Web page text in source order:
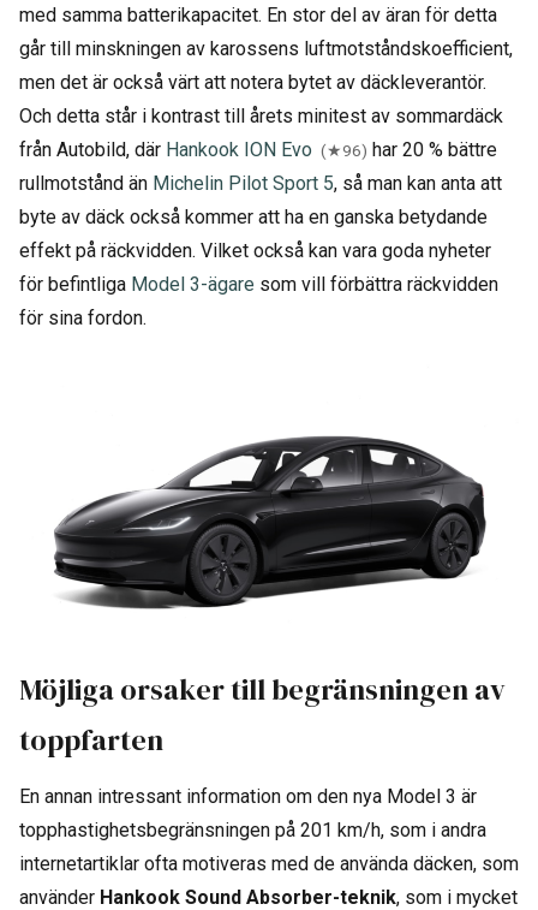
med samma batterikapacitet. En stor del av äran för detta
går till minskningen av karossens luftmotståndskoefficient,
men det är också värt att notera bytet av däckleverantör.
Och detta står i kontrast till årets minitest av sommardäck
från Autobild, där Hankook ION Evo (★96) har 20 % bättre
rullmotstånd än Michelin Pilot Sport 5, så man kan anta att
byte av däck också kommer att ha en ganska betydande
effekt på räckvidden. Vilket också kan vara goda nyheter
för befintliga Model 3-ägare som vill förbättra räckvidden
för sina fordon.
Möjliga orsaker till begränsningen av
toppfarten
En annan intressant information om den nya Model 3 är
topphastighetsbegränsningen på 201 km/h, som i andra
internetartiklar ofta motiveras med de använda däcken, som
använder Hankook Sound Absorber-teknik, som i mycket